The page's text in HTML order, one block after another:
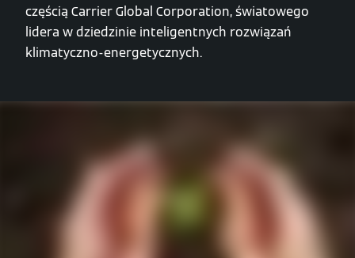
częścią Carrier Global Corporation, światowego
lidera w dziedzinie inteligentnych rozwiązań
klimatyczno-energetycznych.